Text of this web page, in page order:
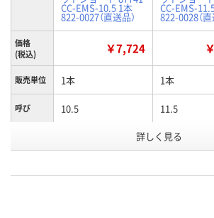
CC-EMS-10.5 1本
822-0027（直送品）
CC-EMS-
822-0028（直
価格
(税込)
￥7,724
販売単位 1本 1本
呼び 10.5 11.5
EA61119
詳しく見る